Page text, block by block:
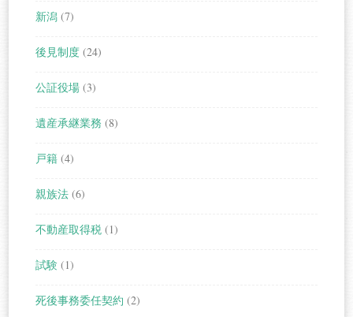
新潟 (7)
後見制度 (24)
公証役場 (3)
遺産承継業務 (8)
戸籍 (4)
親族法 (6)
不動産取得税 (1)
試験 (1)
死後事務委任契約 (2)